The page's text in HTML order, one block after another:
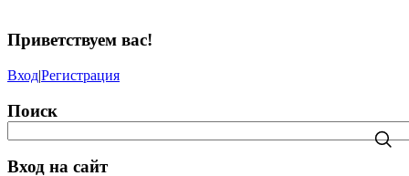
Приветствуем вас!
Вход|Регистрация
Поиск
Вход на сайт